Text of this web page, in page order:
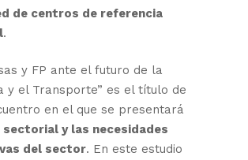
de centros de referencia
.
y FP ante el futuro de la
y el Transporte” es el título de
en el que se presentará
sectorial y las necesidades
del sector. En este estudio